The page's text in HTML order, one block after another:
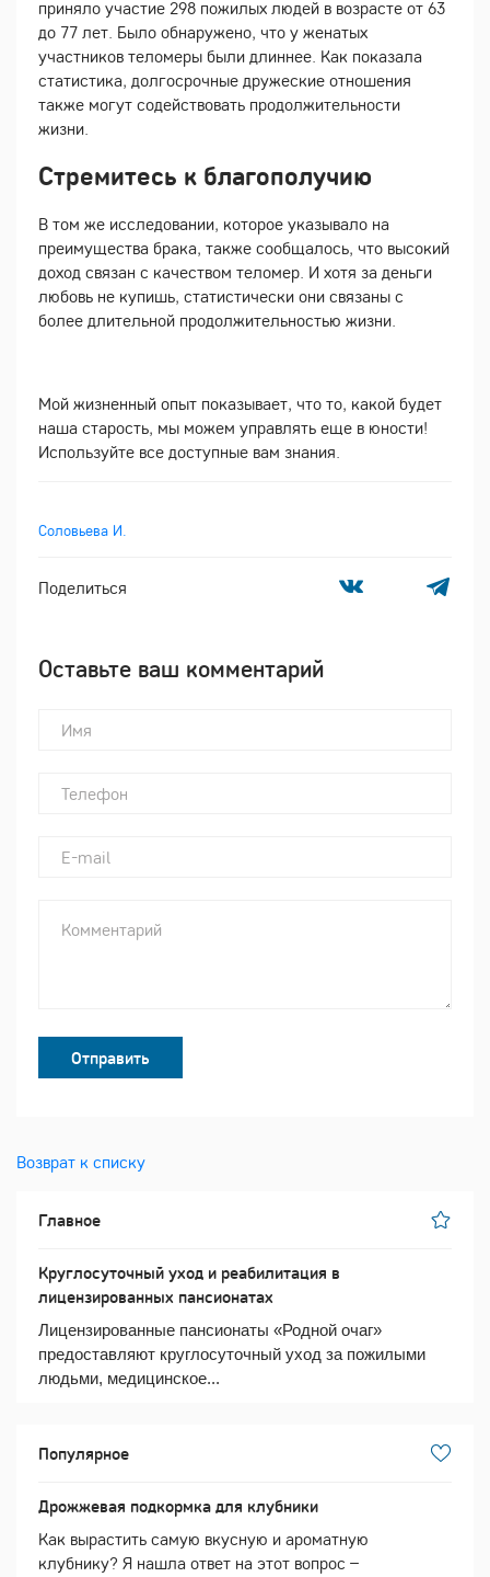
приняло участие 298 пожилых людей в возрасте от 63
до 77 лет. Было обнаружено, что у женатых
участников теломеры были длиннее. Как показала
статистика, долгосрочные дружеские отношения
также могут содействовать продолжительности
жизни.
Стремитесь к благополучию
В том же исследовании, которое указывало на
преимущества брака, также сообщалось, что высокий
доход связан с качеством теломер. И хотя за деньги
любовь не купишь, статистически они связаны с
более длительной продолжительностью жизни.
Мой жизненный опыт показывает, что то, какой будет
наша старость, мы можем управлять еще в юности!
Используйте все доступные вам знания.
Соловьева И.
Поделиться
Оставьте ваш комментарий
Отправить
Возврат к списку
Главное
Круглосуточный уход и реабилитация в
лицензированных пансионатах
Лицензированные пансионаты «Родной очаг»
предоставляют круглосуточный уход за пожилыми
людьми, медицинское...
Популярное
Дрожжевая подкормка для клубники
Как вырастить самую вкусную и ароматную
клубнику? Я нашла ответ на этот вопрос –